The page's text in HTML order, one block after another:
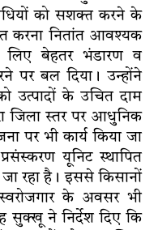
को सशक्त करने के
करना नितांत आवश्यक
लिए बेहतर भंडारण व
पर बल दिया। उन्होंने
उत्पादों के उचित दाम
जिला स्तर पर आधुनिक
पर भी कार्य किया जा
यूनिट स्थापित
रहा है। इससे किसानों
के अवसर भी
सुक्खू ने निर्देश दिए कि